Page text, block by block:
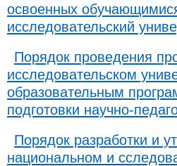
освоенных
исследовательский
Порядок проведения
исследовательском
образовательным
подготовки научно-
Порядок разработки и
национальном и